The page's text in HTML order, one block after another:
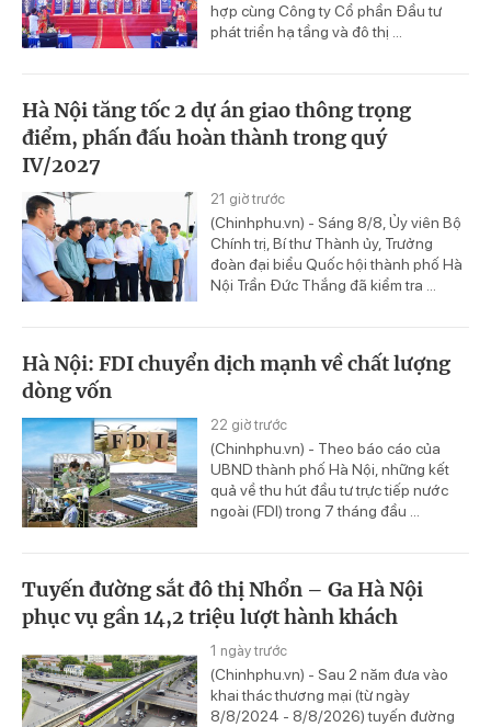
hợp cùng Công ty Cổ phần Đầu tư
phát triển hạ tầng và đô thị ...
Hà Nội tăng tốc 2 dự án giao thông trọng
điểm, phấn đấu hoàn thành trong quý
IV/2027
21 giờ trước
(Chinhphu.vn) - Sáng 8/8, Ủy viên Bộ
Chính trị, Bí thư Thành ủy, Trưởng
đoàn đại biểu Quốc hội thành phố Hà
Nội Trần Đức Thắng đã kiểm tra ...
Hà Nội: FDI chuyển dịch mạnh về chất lượng
dòng vốn
22 giờ trước
(Chinhphu.vn) - Theo báo cáo của
UBND thành phố Hà Nội, những kết
quả về thu hút đầu tư trực tiếp nước
ngoài (FDI) trong 7 tháng đầu ...
Tuyến đường sắt đô thị Nhổn – Ga Hà Nội
phục vụ gần 14,2 triệu lượt hành khách
1 ngày trước
(Chinhphu.vn) - Sau 2 năm đưa vào
khai thác thương mại (từ ngày
8/8/2024 - 8/8/2026) tuyến đường